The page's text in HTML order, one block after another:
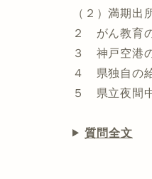
（２）満期出
２ がん教育
３ 神戸空港
４ 県独自の
５ 県立夜間
質問全文